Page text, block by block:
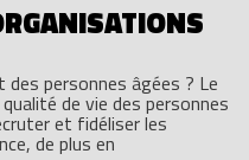
personnes âgées ? Le
de vie des personnes
et fidéliser les
de plus en